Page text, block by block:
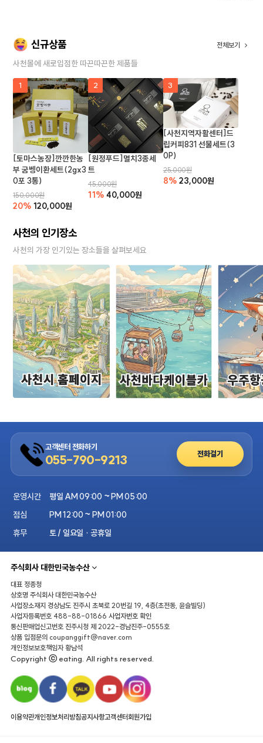
신규상품 전체보기
사천몰에 새로입점한 따끈따끈한 제품들
1
[토마스농장]깐깐한농
부 굼벵이환세트(2gx3
0포 3통)
150,000원
20% 120,000원
2
[원정푸드]멸치3종세
트
45,000원
11% 40,000원
3
[사천지역자활센터]드
립커피831 선물세트(3
0P)
25,000원
8% 23,000원
사천의 인기장소
사천의 가장 인기있는 장소들을 살펴보세요
고객센터 전화하기
055-790-9213 전화걸기
운영시간
평일 AM 09:00 ~ PM 05:00
점심
PM 12:00 ~ PM 01:00
휴무
토 / 일요일 · 공휴일
주식회사 대한민국농수산
대표 정종청
상호명 주식회사 대한민국농수산
사업장소재지 경상남도 진주시 초북로 20번길 19, 4층(초전동, 윤슬빌딩)
사업자등록번호 488-88-01866 사업자번호 확인
통신판매업신고번호 진주시청 제 2022-경남진주-0555호
상품 입점문의 coupanggift@naver.com
개인정보보호책임자황남석
Copyright ⓒ eating. All rights reserved.
이용약관개인정보처리방침공지사항고객센터회원가입